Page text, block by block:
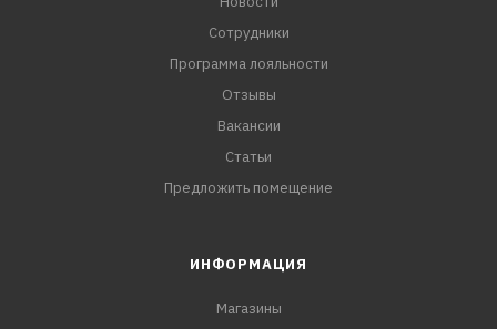
Сотрудники
Программа лояльности
Отзывы
Вакансии
Статьи
Предложить помещение
ИНФОРМАЦИЯ
Магазины